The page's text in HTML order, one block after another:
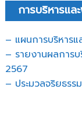
การบริหารแ
– แผนการบริหาร
– รายงานผลการ
2567
– ประมวลจริยธรร